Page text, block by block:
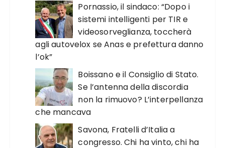
Pornassio, il sindaco: “Dopo i
sistemi intelligenti per TIR e
videosorveglianza, toccherà
agli autovelox se Anas e prefettura danno
l’ok”
Boissano e il Consiglio di Stato.
Se l’antenna della discordia
non la rimuovo? L’interpellanza
che mancava
Savona, Fratelli d’Italia a
congresso. Chi ha vinto, chi ha